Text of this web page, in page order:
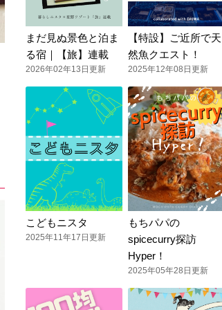
まだ見ぬ景色と泊ま
る宿｜【旅】連載
2026年02年13日更新
【特設】ご近所で天
然魚クエスト！
2025年12年08日更新
こどもニスタ
2025年11年17日更新
もちパパの
spicecurry探訪
Hyper！
2025年05年28日更新